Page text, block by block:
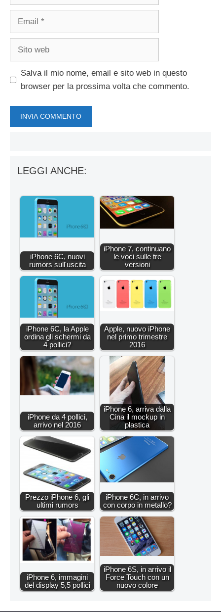
Email
Sito
Salva il mio nome, email e sito web in questo
browser per la prossima volta che commento.
LEGGI ANCHE:
iPhone 6C, nuovi
rumors sull'uscita
iPhone 7, continuano
le voci sulle tre
versioni
iPhone 6C, la Apple
ordina gli schermi da
4 pollici?
Apple, nuovo iPhone
nel primo trimestre
2016
iPhone da 4 pollici,
arrivo nel 2016
iPhone 6, arriva dalla
Cina il mockup in
plastica
Prezzo iPhone 6, gli
ultimi rumors
iPhone 6C, in arrivo
con corpo in metallo?
iPhone 6, immagini
del display 5,5 pollici
iPhone 6S, in arrivo il
Force Touch con un
nuovo colore